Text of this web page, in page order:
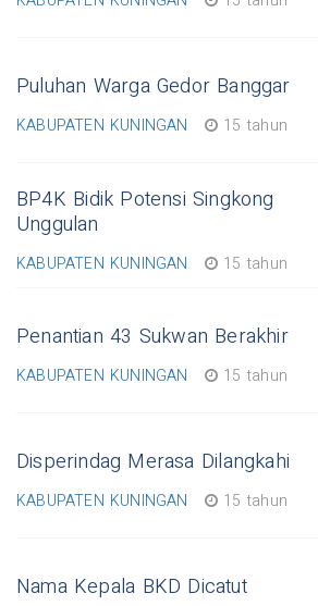
Puluhan Warga Gedor Banggar
KABUPATEN KUNINGAN 15 tahun
BP4K Bidik Potensi Singkong
Unggulan
KABUPATEN KUNINGAN 15 tahun
Penantian 43 Sukwan Berakhir
KABUPATEN KUNINGAN 15 tahun
Disperindag Merasa Dilangkahi
KABUPATEN KUNINGAN 15 tahun
Nama Kepala BKD Dicatut